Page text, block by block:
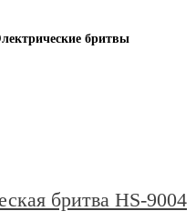
бритвы
бритва HS-9004